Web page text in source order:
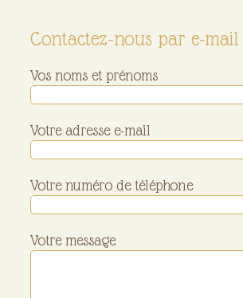
Contactez-nous par e-mail
Vos noms et prénoms
Votre adresse e-mail
Votre numéro de téléphone
Votre message